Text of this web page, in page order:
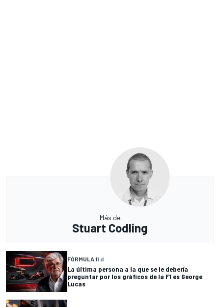
Más de
Stuart Codling
FÓRMULA 11 d
La última persona a la que se le debería
preguntar por los gráficos de la F1 es George
Lucas